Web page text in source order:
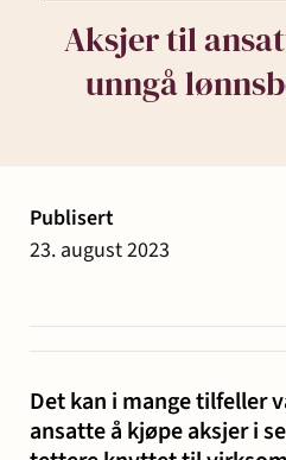
Aksjer til
unngå
Publisert
23. august 2023
Det kan i mange tilfeller
ansatte å kjøpe aksjer i
Arbeidsrett
Arv
ogogog
-
bygg
ved
personskade
og
samliv
og
insolvens